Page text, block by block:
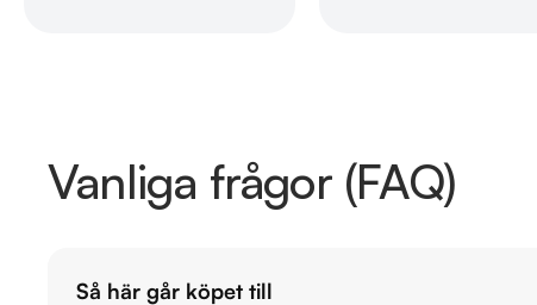
Vanliga frågor (FAQ)
Så här går köpet till